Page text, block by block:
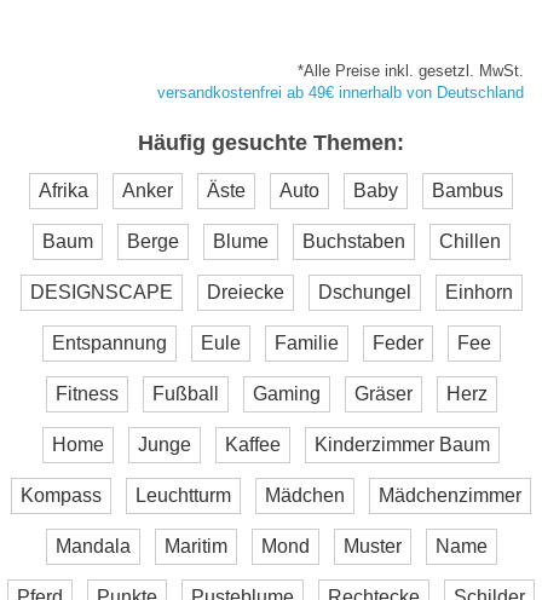
*Alle Preise inkl. gesetzl. MwSt.
versandkostenfrei ab 49€ innerhalb von Deutschland
Häufig gesuchte Themen:
Afrika Anker Äste Auto Baby Bambus
Baum Berge Blume Buchstaben Chillen
DESIGNSCAPE Dreiecke Dschungel Einhorn
Entspannung Eule Familie Feder Fee
Fitness Fußball Gaming Gräser Herz
Home Junge Kaffee Kinderzimmer Baum
Kompass Leuchtturm Mädchen Mädchenzimmer
Mandala Maritim Mond Muster Name